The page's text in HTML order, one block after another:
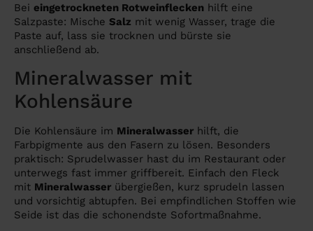
Bei eingetrockneten Rotweinflecken hilft eine
Salzpaste: Mische Salz mit wenig Wasser, trage die
Paste auf, lass sie trocknen und bürste sie
anschließend ab.
Mineralwasser mit
Kohlensäure
Die Kohlensäure im Mineralwasser hilft, die
Farbpigmente aus den Fasern zu lösen. Besonders
praktisch: Sprudelwasser hast du im Restaurant oder
unterwegs fast immer griffbereit. Einfach den Fleck
mit Mineralwasser übergießen, kurz sprudeln lassen
und vorsichtig abtupfen. Bei empfindlichen Stoffen wie
Seide ist das die schonendste Sofortmaßnahme.